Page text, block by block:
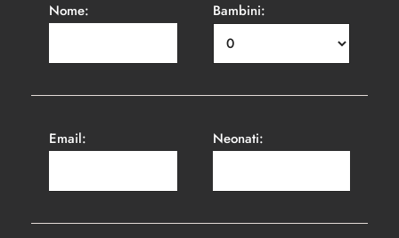
Nome: Bambini:
Email: Neonati: